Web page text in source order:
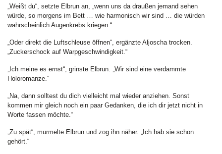
„Weißt du“, setzte Elbrun an, „wenn uns da draußen jemand sehen
würde, so morgens im Bett … wie harmonisch wir sind … die würden
wahrscheinlich Augenkrebs kriegen.“
„Oder direkt die Luftschleuse öffnen“, ergänzte Aljoscha trocken.
„Zuckerschock auf Warpgeschwindigkeit.“
„Ich meine es ernst“, grinste Elbrun. „Wir sind eine verdammte
Holoromanze.“
„Na, dann solltest du dich vielleicht mal wieder anziehen. Sonst
kommen mir gleich noch ein paar Gedanken, die ich dir jetzt nicht in
Worte fassen möchte.“
„Zu spät“, murmelte Elbrun und zog ihn näher. „Ich hab sie schon
gehört.“